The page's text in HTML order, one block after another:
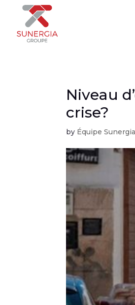
Niveau
crise?
by Équipe Sunergia